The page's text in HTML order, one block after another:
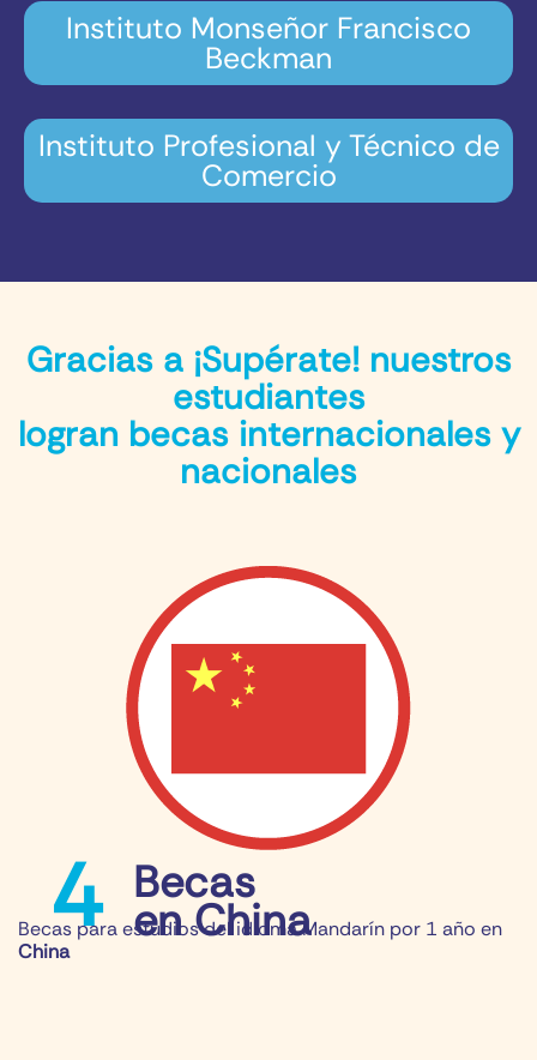
Instituto Monseñor Francisco
Beckman
Instituto Profesional y Técnico de
Comercio
Gracias a ¡Supérate! nuestros
estudiantes
logran becas internacionales y
nacionales
4 Becas
en China
Becas para estudios del idioma Mandarín por 1 año en
China​